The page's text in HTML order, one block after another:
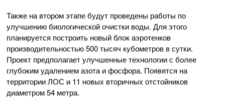
Также на втором этапе будут проведены работы по
улучшению биологической очистки воды. Для этого
планируется построить новый блок аэротенков
производительностью 500 тысяч кубометров в сутки.
Проект предполагает улучшенные технологии с более
глубоким удалением азота и фосфора. Появятся на
территории ЛОС и 11 новых вторичных отстойников
диаметром 54 метра.